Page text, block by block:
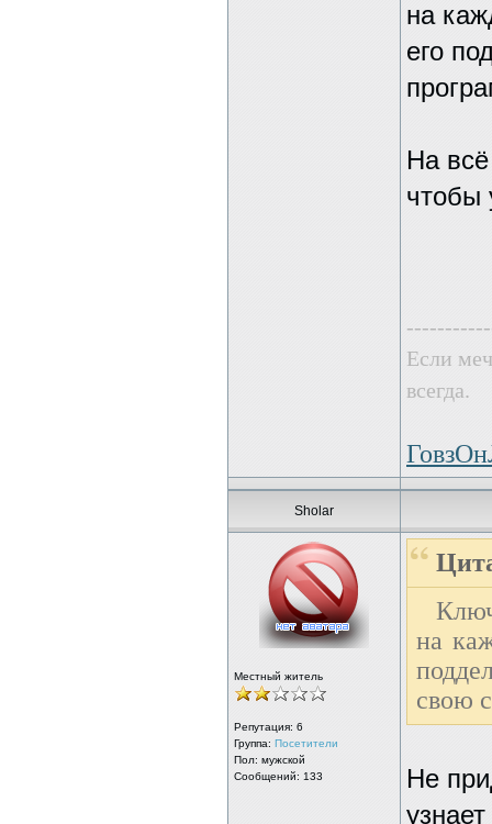
на
его
На
чтобы
Если
всегда.
Sholar
Местный житель
Репутация: 6
Группа: Посетители
Пол: мужской
Сообщений: 133
на
свою
Не